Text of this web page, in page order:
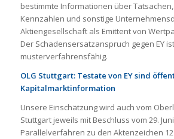
bestimmte Informationen über
Kennzahlen und sonstige
Aktiengesellschaft als Emittent von
Der Schadensersatzanspruch gegen EY
musterverfahrensfähig.
OLG Stuttgart: Testate von EY sind
Kapitalmarktinformation
Unsere Einschätzung wird auch vom
Stuttgart jeweils mit Beschluss vom 29.
Parallelverfahren zu den Aktenzeichen 12